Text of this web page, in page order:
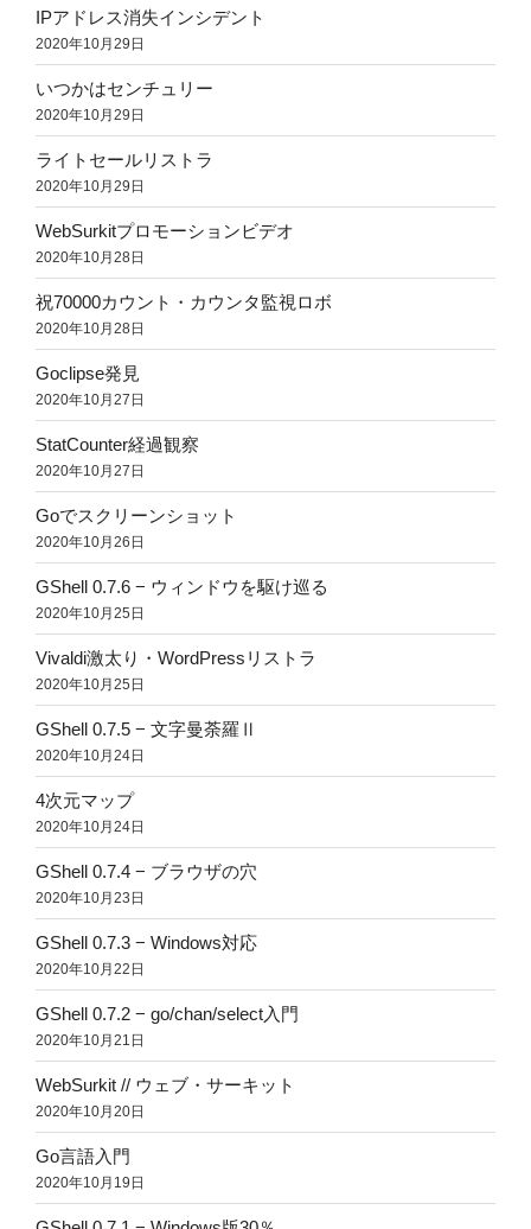
IPアドレス消失インシデント
2020年10月29日
いつかはセンチュリー
2020年10月29日
ライトセールリストラ
2020年10月29日
WebSurkitプロモーションビデオ
2020年10月28日
祝70000カウント・カウンタ監視ロボ
2020年10月28日
Goclipse発見
2020年10月27日
StatCounter経過観察
2020年10月27日
Goでスクリーンショット
2020年10月26日
GShell 0.7.6 − ウィンドウを駆け巡る
2020年10月25日
Vivaldi激太り・WordPressリストラ
2020年10月25日
GShell 0.7.5 − 文字曼荼羅Ⅱ
2020年10月24日
4次元マップ
2020年10月24日
GShell 0.7.4 − ブラウザの穴
2020年10月23日
GShell 0.7.3 − Windows対応
2020年10月22日
GShell 0.7.2 − go/chan/select入門
2020年10月21日
WebSurkit // ウェブ・サーキット
2020年10月20日
Go言語入門
2020年10月19日